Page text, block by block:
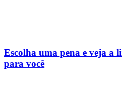
Escolha uma pena e veja a
para você